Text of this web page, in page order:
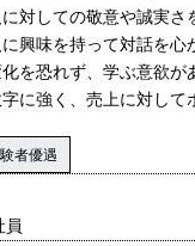
対しての敬意や誠実さ
興味を持って対話を心
を恐れず、学ぶ意欲が
に強く、売上に対して
者優遇
員